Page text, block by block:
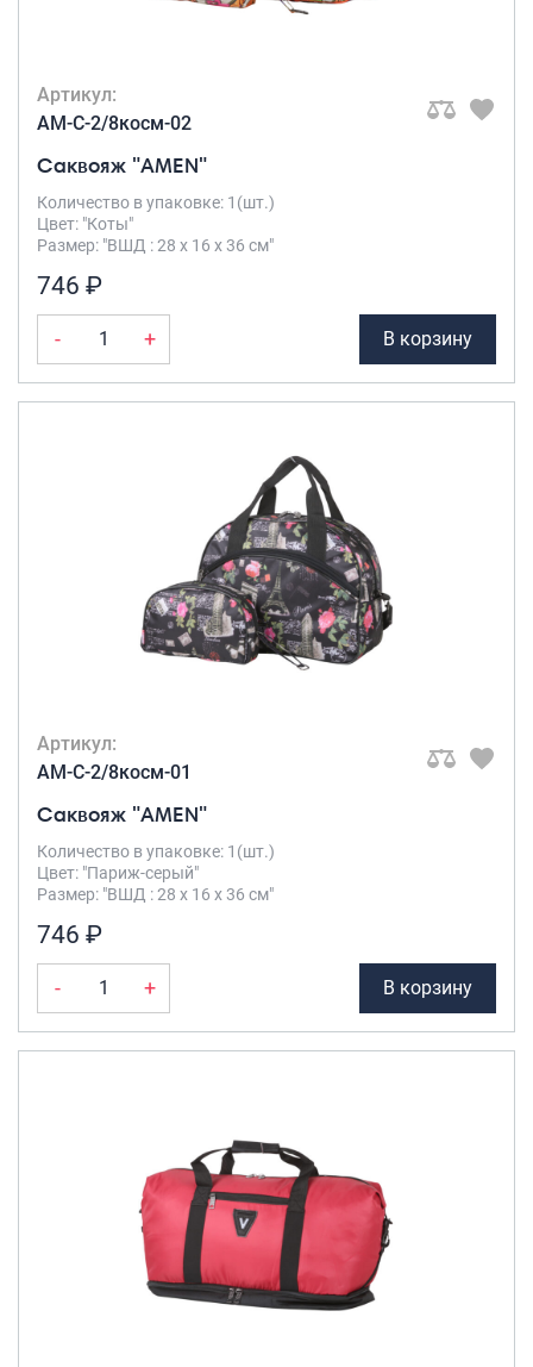
Артикул:
AM-C-2/8косм-02
Саквояж "AMEN"
Количество в упаковке: 1(шт.)
Цвет: "Коты"
Размер: "ВШД : 28 х 16 х 36 см"
746 ₽
- + В корзину
Артикул:
AM-C-2/8косм-01
Саквояж "AMEN"
Количество в упаковке: 1(шт.)
Цвет: "Париж-серый"
Размер: "ВШД : 28 х 16 х 36 см"
746 ₽
- + В корзину